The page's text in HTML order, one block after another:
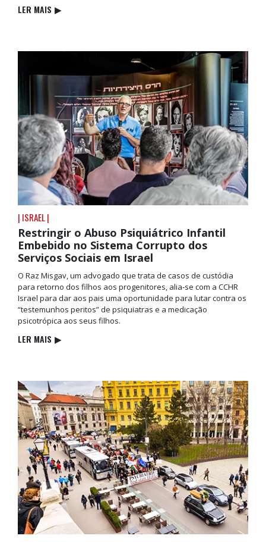
LER MAIS ▶
| ISRAEL |
Restringir o Abuso Psiquiátrico Infantil
Embebido no Sistema Corrupto dos
Serviços Sociais em Israel
O Raz Misgav, um advogado que trata de casos de custódia
para retorno dos filhos aos progenitores, alia‑se com a CCHR
Israel para dar aos pais uma oportunidade para lutar contra os
“testemunhos peritos” de psiquiatras e a medicação
psicotrópica aos seus filhos.
LER MAIS ▶